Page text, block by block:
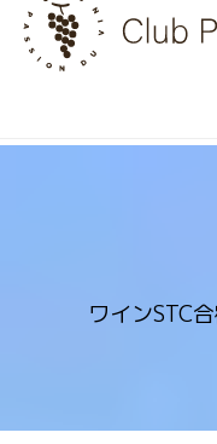
Skip
content
ワインSTC